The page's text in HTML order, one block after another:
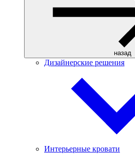
назад
Дизайнерские решения
Интерьерные кровати